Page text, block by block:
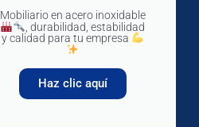
Mobiliario en acero inoxidable
, durabilidad, estabilidad
y calidad para tu empresa
Haz clic aquí